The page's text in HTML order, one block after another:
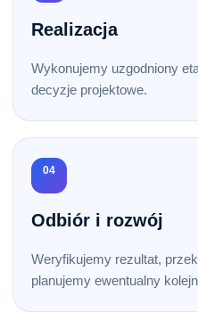
Realizacja
Wykonujemy uzgodniony
decyzje projektowe.
04
Odbiór i rozwój
Weryfikujemy rezultat,
planujemy ewentualny